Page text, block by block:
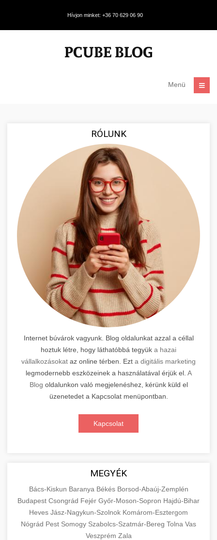
Hívjon minket: +36 70 629 06 90
Menü
RÓLUNK
Internet búvárok vagyunk. Blog oldalunkat azzal a céllal
hoztuk létre, hogy láthatóbbá tegyük a hazai
vállalkozásokat az online térben. Ezt a digitális marketing
legmodernebb eszközeinek a használatával érjük el. A
Blog oldalunkon való megjelenéshez, kérünk küld el
üzenetedet a Kapcsolat menüpontban.
Kapcsolat
MEGYÉK
Bács-Kiskun Baranya Békés Borsod-Abaúj-Zemplén
Budapest Csongrád Fejér Győr-Moson-Sopron Hajdú-Bihar
Heves Jász-Nagykun-Szolnok Komárom-Esztergom
Nógrád Pest Somogy Szabolcs-Szatmár-Bereg Tolna Vas
Veszprém Zala